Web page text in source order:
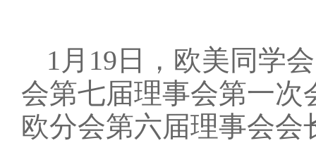
1月19日，欧美同学
会第七届理事会第一
欧分会第六届理事会